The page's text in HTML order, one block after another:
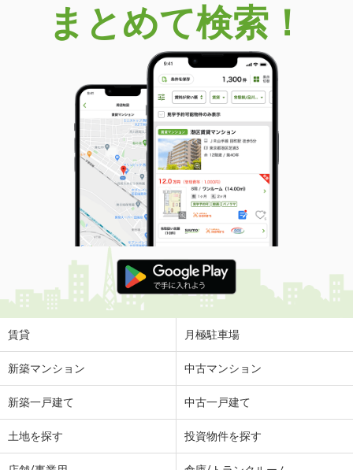
まとめて検索！
賃貸 月極駐車場
新築マンション 中古マンション
新築一戸建て 中古一戸建て
土地を探す 投資物件を探す